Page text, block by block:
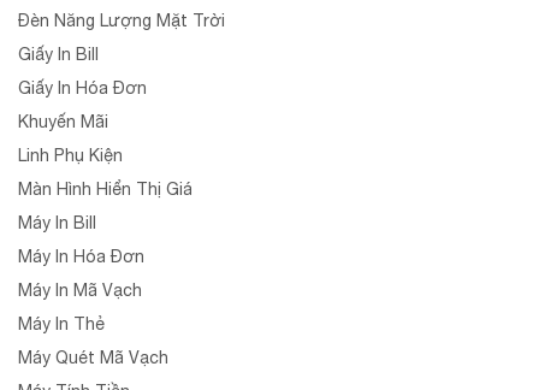
Đèn Năng Lượng Mặt Trời
Giấy In Bill
Giấy In Hóa Đơn
Khuyến Mãi
Linh Phụ Kiện
Màn Hình Hiển Thị Giá
Máy In Bill
Máy In Hóa Đơn
Máy In Mã Vạch
Máy In Thẻ
Máy Quét Mã Vạch